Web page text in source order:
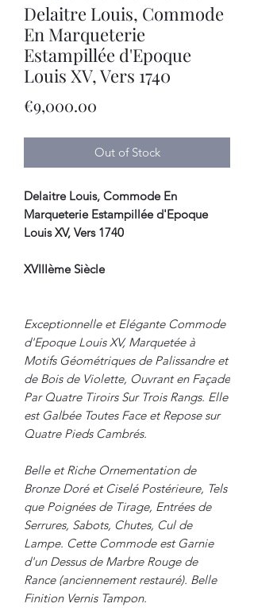
Delaitre Louis, Commode
En Marqueterie
Estampillée d'Epoque
Louis XV, Vers 1740
€9,000.00
Out of Stock
Delaitre Louis, Commode En
Marqueterie Estampillée d'Epoque
Louis XV, Vers 1740
XVIIIème Siècle
Exceptionnelle et Elégante Commode
d'Epoque Louis XV, Marquetée à
Motifs Géométriques de Palissandre et
de Bois de Violette, Ouvrant en Façade
Par Quatre Tiroirs Sur Trois Rangs. Elle
est Galbée Toutes Face et Repose sur
Quatre Pieds Cambrés.
Belle et Riche Ornementation de
Bronze Doré et Ciselé Postérieure, Tels
que Poignées de Tirage, Entrées de
Serrures, Sabots, Chutes, Cul de
Lampe. Cette Commode est Garnie
d'un Dessus de Marbre Rouge de
Rance (anciennement restauré). Belle
Finition Vernis Tampon.